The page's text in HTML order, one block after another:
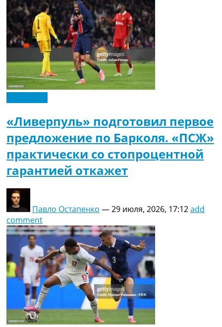
«Ливерпуль» подготовил первое
предложение по Барколя. «ПСЖ»
практически со стопроцентной
гарантией откажет
Павло Остапенко —29 июля, 2026, 17:12add
comment